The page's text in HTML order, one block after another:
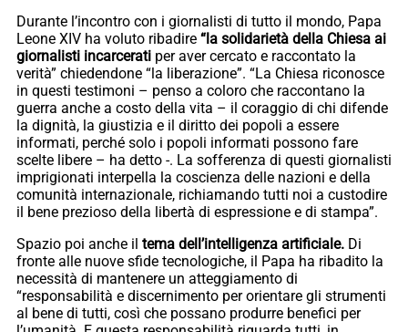
Durante l’incontro con i giornalisti di tutto il mondo, Papa
Leone XIV ha voluto ribadire “la solidarietà della Chiesa ai
giornalisti incarcerati per aver cercato e raccontato la
verità” chiedendone “la liberazione”. “La Chiesa riconosce
in questi testimoni – penso a coloro che raccontano la
guerra anche a costo della vita – il coraggio di chi difende
la dignità, la giustizia e il diritto dei popoli a essere
informati, perché solo i popoli informati possono fare
scelte libere – ha detto -. La sofferenza di questi giornalisti
imprigionati interpella la coscienza delle nazioni e della
comunità internazionale, richiamando tutti noi a custodire
il bene prezioso della libertà di espressione e di stampa”.
Spazio poi anche il tema dell’intelligenza artificiale. Di
fronte alle nuove sfide tecnologiche, il Papa ha ribadito la
necessità di mantenere un atteggiamento di
“responsabilità e discernimento per orientare gli strumenti
al bene di tutti, così che possano produrre benefici per